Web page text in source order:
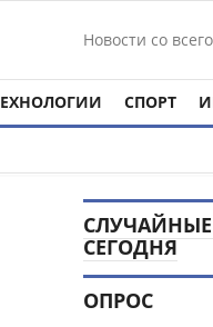
Новости со
СПОРТ
СЕГОДНЯ
ОПРОС